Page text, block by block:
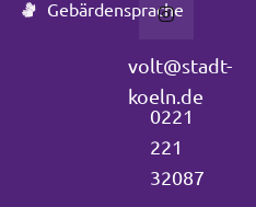
Gebärdensprache
volt@stadt-
koeln.de
0221
221
32087